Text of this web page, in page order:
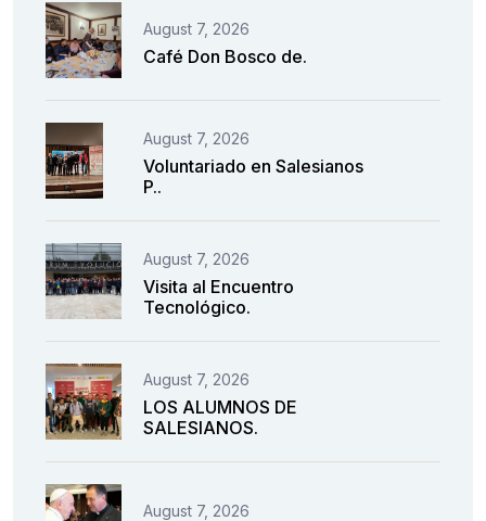
August 7, 2026
Café Don Bosco de.
August 7, 2026
Voluntariado en Salesianos
P..
August 7, 2026
Visita al Encuentro
Tecnológico.
August 7, 2026
LOS ALUMNOS DE
SALESIANOS.
August 7, 2026